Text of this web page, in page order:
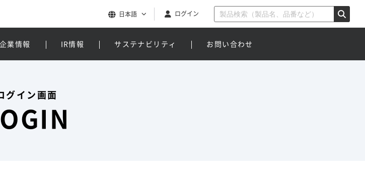
日本語 ログイン
企業情報 IR情報 サステナビリティ お問い合わせ
グイン画面